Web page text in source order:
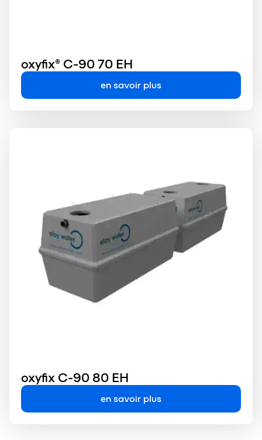
oxyfix® C-90 70 EH
en savoir plus
oxyfix C-90 80 EH
en savoir plus